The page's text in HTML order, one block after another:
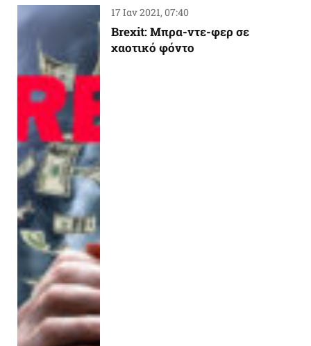
17 Ιαν 2021, 07:40
Brexit: Μπρα-ντε-φερ σε
χαοτικό φόντο